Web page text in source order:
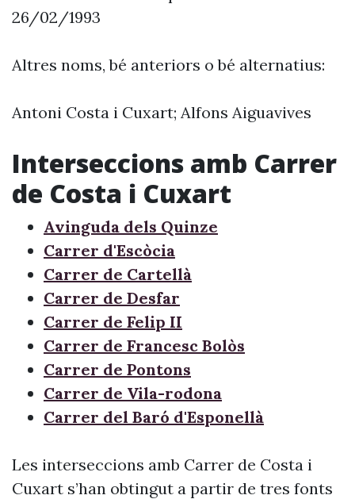
26/02/1993
Altres noms, bé anteriors o bé alternatius:
Antoni Costa i Cuxart; Alfons Aiguavives
Interseccions amb Carrer
de Costa i Cuxart
Avinguda dels Quinze
Carrer d'Escòcia
Carrer de Cartellà
Carrer de Desfar
Carrer de Felip II
Carrer de Francesc Bolòs
Carrer de Pontons
Carrer de Vila-rodona
Carrer del Baró d'Esponellà
Les interseccions amb Carrer de Costa i
Cuxart s’han obtingut a partir de tres fonts